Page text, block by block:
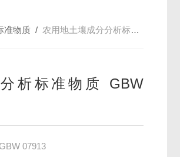
准物质 / 农用地土壤成分分析标准物质 GBW 07913
析标准物质 GBW
07913